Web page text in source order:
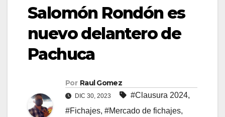
Salomón Rondón es
nuevo delantero de
Pachuca
Por Raul Gomez
DIC 30, 2023 #Clausura 2024,
#Fichajes, #Mercado de fichajes,